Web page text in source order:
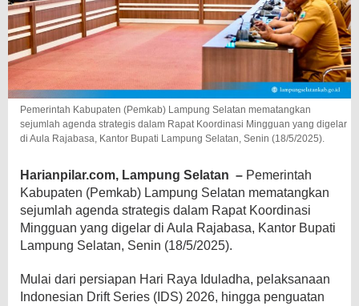
Pemerintah Kabupaten (Pemkab) Lampung Selatan mematangkan
sejumlah agenda strategis dalam Rapat Koordinasi Mingguan yang digelar
di Aula Rajabasa, Kantor Bupati Lampung Selatan, Senin (18/5/2025).
Harianpilar.com, Lampung Selatan – Pemerintah
Kabupaten (Pemkab) Lampung Selatan mematangkan
sejumlah agenda strategis dalam Rapat Koordinasi
Mingguan yang digelar di Aula Rajabasa, Kantor Bupati
Lampung Selatan, Senin (18/5/2025).
Mulai dari persiapan Hari Raya Iduladha, pelaksanaan
Indonesian Drift Series (IDS) 2026, hingga penguatan